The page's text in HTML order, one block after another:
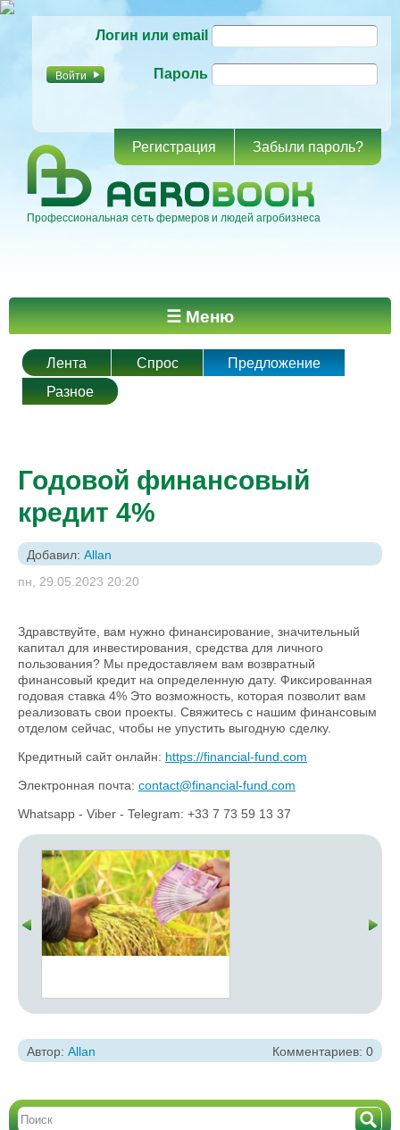
основному
Логин или email
Пароль
Регистрация Забыли пароль?
Профессиональная сеть фермеров и людей агробизнеса
Главное меню ☰ Меню
Лента Спрос
Предложение
Разное
Годовой финансовый
кредит 4%
Добавил: Allan
пн, 29.05.2023 20:20
Здравствуйте, вам нужно финансирование, значительный
капитал для инвестирования, средства для личного
пользования? Мы предоставляем вам возвратный
финансовый кредит на определенную дату. Фиксированная
годовая ставка 4% Это возможность, которая позволит вам
реализовать свои проекты. Свяжитесь с нашим финансовым
отделом сейчас, чтобы не упустить выгодную сделку.
Кредитный сайт онлайн: https://financial-fund.com
Электронная почта: contact@financial-fund.com
Whatsapp - Viber - Telegram: +33 7 73 59 13 37
Автор: Allan Комментариев: 0